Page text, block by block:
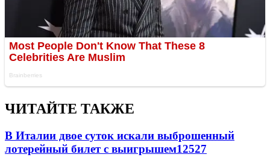
ЧИТАЙТЕ ТАКЖЕ
В Италии двое суток искали выброшенный
лотерейный билет с выигрышем12527